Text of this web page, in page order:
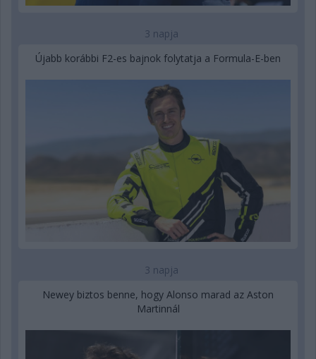
3 napja
Újabb korábbi F2-es bajnok folytatja a Formula-E-ben
3 napja
Newey biztos benne, hogy Alonso marad az Aston
Martinnál